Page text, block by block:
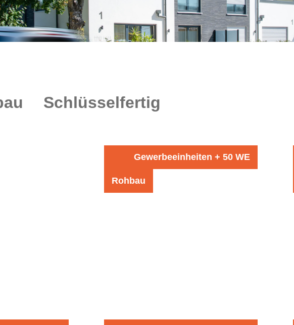
Schlüsselfertig
Gewerbeeinheiten + 50 WE
Rohbau